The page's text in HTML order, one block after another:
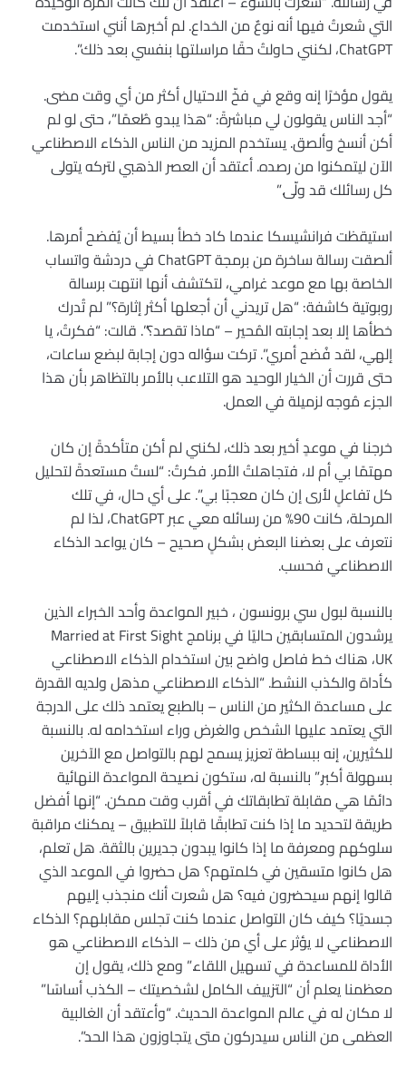
التي شعرتُ فيها أنه نوعٌ من الخداع. لم أخبرها أنني استخدمت
ChatGPT، لكنني حاولتُ حقًا مراسلتها بنفسي بعد ذلك”.
يقول مؤخرًا إنه وقع في فخّ الاحتيال أكثر من أي وقت مضى.
“أجد الناس يقولون لي مباشرةً: “هذا يبدو طُعمًا”، حتى لو لم
أكن أنسخ وألصق. يستخدم المزيد من الناس الذكاء الاصطناعي
الآن ليتمكنوا من رصده. أعتقد أن العصر الذهبي لتركه يتولى
كل رسائلك قد ولّى.”
استيقظت فرانشيسكا عندما كاد خطأ بسيط أن يُفضح أمرها.
ألصقت رسالة ساخرة من برمجة ChatGPT في دردشة واتساب
الخاصة بها مع موعد غرامي، لتكتشف أنها انتهت برسالة
روبوتية كاشفة: “هل تريدني أن أجعلها أكثر إثارة؟” لم تُدرك
خطأها إلا بعد إجابته المُحير – “ماذا تقصد؟”. قالت: “فكرتُ، يا
إلهي، لقد فُضح أمري”. تركت سؤاله دون إجابة لبضع ساعات،
حتى قررت أن الخيار الوحيد هو التلاعب بالأمر بالتظاهر بأن هذا
الجزء مُوجه لزميلة في العمل.
خرجنا في موعدٍ أخير بعد ذلك، لكنني لم أكن متأكدةً إن كان
مهتمًا بي أم لا، فتجاهلتُ الأمر. فكرتُ: “لستُ مستعدةً لتحليل
كل تفاعلٍ لأرى إن كان معجبًا بي”. على أي حال، في تلك
المرحلة، كانت 90% من رسائله معي عبر ChatGPT، لذا لم
نتعرف على بعضنا البعض بشكلٍ صحيح – كان يواعد الذكاء
الاصطناعي فحسب.
بالنسبة لبول سي برونسون ، خبير المواعدة وأحد الخبراء الذين
يرشدون المتسابقين حاليًا في برنامج Married at First Sight
UK، هناك خط فاصل واضح بين استخدام الذكاء الاصطناعي
كأداة والكذب النشط. “الذكاء الاصطناعي مذهل ولديه القدرة
على مساعدة الكثير من الناس – بالطبع يعتمد ذلك على الدرجة
التي يعتمد عليها الشخص والغرض وراء استخدامه له. بالنسبة
للكثيرين، إنه ببساطة تعزيز يسمح لهم بالتواصل مع الآخرين
بسهولة أكبر.” بالنسبة له، ستكون نصيحة المواعدة النهائية
دائمًا هي مقابلة تطابقاتك في أقرب وقت ممكن. “إنها أفضل
طريقة لتحديد ما إذا كنت تطابقًا قابلاً للتطبيق – يمكنك مراقبة
سلوكهم ومعرفة ما إذا كانوا يبدون جديرين بالثقة. هل تعلم،
هل كانوا متسقين في كلمتهم؟ هل حضروا في الموعد الذي
قالوا إنهم سيحضرون فيه؟ هل شعرت أنك منجذب إليهم
جسديًا؟ كيف كان التواصل عندما كنت تجلس مقابلهم؟ الذكاء
الاصطناعي لا يؤثر على أي من ذلك – الذكاء الاصطناعي هو
الأداة للمساعدة في تسهيل اللقاء.” ومع ذلك، يقول إن
معظمنا يعلم أن “التزييف الكامل لشخصيتك – الكذب أساسًا”
لا مكان له في عالم المواعدة الحديث. “وأعتقد أن الغالبية
العظمى من الناس سيدركون متى يتجاوزون هذا الحد”.